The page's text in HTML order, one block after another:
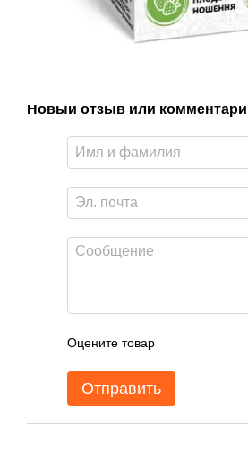
Новый отзыв или
Оцените товар
Отправить